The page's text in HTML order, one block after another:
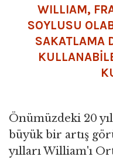
WILLIAM,
SOYLUSU
SAKATLAMA
Önümüzdeki 20
büyük bir artış
yılları William'ı